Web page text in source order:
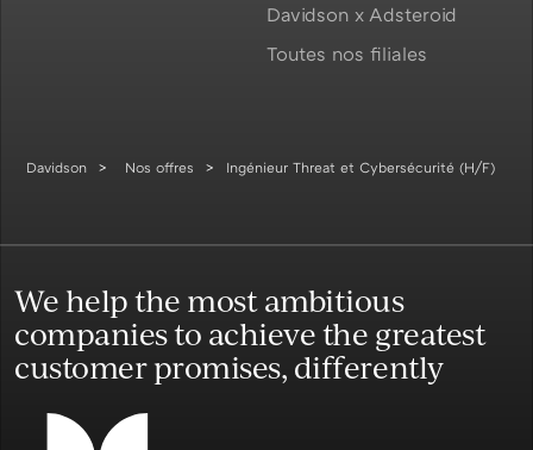
Davidson x Adsteroid
Toutes nos filiales
Davidson Nos offres Ingénieur Threat et Cybersécurité (H/F)
We help the most ambitious
companies to achieve the greatest
customer promises, differently